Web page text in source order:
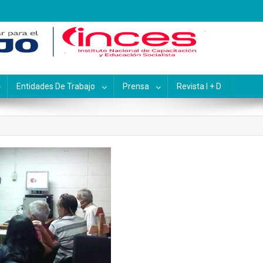
y Educación
Entidades De Trabajo Prensa Revista I + D